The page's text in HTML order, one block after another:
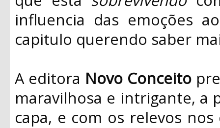
influencia das emoções
capitulo querendo saber
A editora Novo Conceito
maravilhosa e intrigante, a
capa, e com os relevos